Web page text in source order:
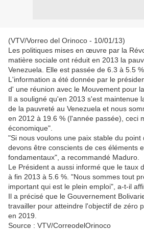
(VTV/Vorreo del Orinoco - 10/01/13)
Les politiques mises en œuvre par la
matière sociale ont réduit en 2013 la
Venezuela. Elle est passée de 6.3 à 5.5 %.
L'information a été donnée par le
d' une réunion avec le Mouvement pour
Il a souligné qu'en 2013 s'est maintenue
de la pauvreté au Venezuela et nous
en 2012 à 19.6 % (l'année passée), ceci
économique".
"Si nous voulons une paix stable du point
devons être conscients de ces éléments
fondamentaux", a recommandé Maduro.
Le Président a aussi informé que le taux
à fin 2013 à 5.6 %. "Nous sommes tout
important qui est le plein emploi", a-t-il
Il a précisé que le Gouvernement
travailler pour atteindre l'objectif de zéro
en 2019.
Source : VTV/CorreodelOrinoco